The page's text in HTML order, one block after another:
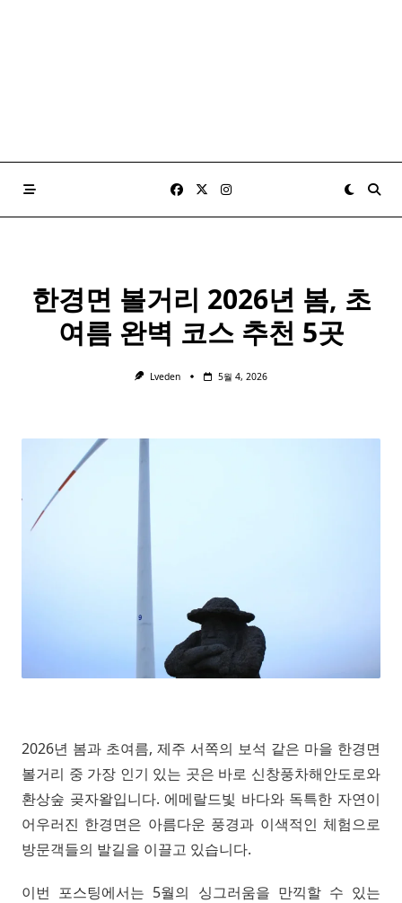
한경면 볼거리 2026년 봄, 초
여름 완벽 코스 추천 5곳
Lveden 5월 4, 2026
2026년 봄과 초여름, 제주 서쪽의 보석 같은 마을 한경면
볼거리 중 가장 인기 있는 곳은 바로 신창풍차해안도로와
환상숲 곶자왈입니다. 에메랄드빛 바다와 독특한 자연이
어우러진 한경면은 아름다운 풍경과 이색적인 체험으로
방문객들의 발길을 이끌고 있습니다.
이번 포스팅에서는 5월의 싱그러움을 만끽할 수 있는